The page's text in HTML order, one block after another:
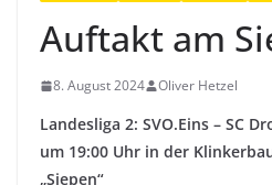
Auftakt am
8. August 2024 Oliver Hetzel
Landesliga 2: SVO.Eins – SC
um 19:00 Uhr in der
„Siepen“